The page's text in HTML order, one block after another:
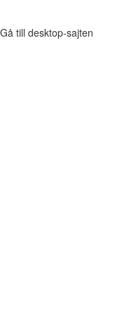
Gå till desktop-sajten